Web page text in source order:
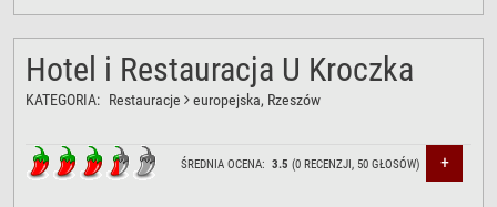
Hotel i Restauracja U Kroczka
KATEGORIA: Restauracje europejska, Rzeszów
ŚREDNIA OCENA:3.5 (0 RECENZJI, 50 GŁOSÓW) +